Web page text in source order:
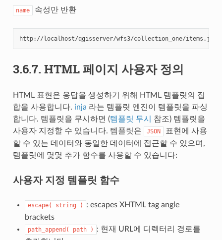
name 속성만 반환
http://localhost/qgisserver/wfs3/collection_one/
3.6.7. HTML 페이지 사용자 정의
HTML 표현은 응답을 생성하기 위해 HTML 템플릿의 집
합을 사용합니다. inja 라는 템플릿 엔진이 템플릿을 파싱
합니다. 템플릿을 무시하면 (템플릿 무시
참조) 템플릿을
사용자 지정할 수 있습니다. 템플릿은
JSON
표현에 사용
할 수 있는 데이터와 동일한 데이터에 접근할 수 있으며,
템플릿에 몇몇 추가 함수를 사용할 수 있습니다:
사용자 지정 템플릿 함수
escape( string )
: escapes XHTML tag angle
brackets
path_append( path )
: 현재 URL에 디렉터리 경로를